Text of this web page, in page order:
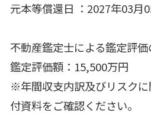
元本等償還日 ：2027年03月
不動産鑑定士による鑑定評
鑑定評価額：15,500万円
※年間収支内訳及びリスク
付資料をご確認ください。